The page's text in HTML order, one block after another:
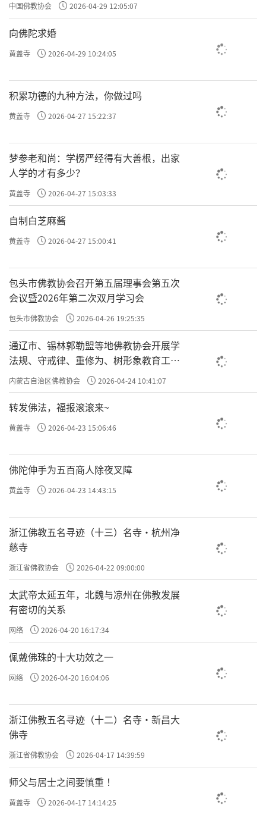
中国佛教协会 2026-04-29 12:05:07
向佛陀求婚
黄盖寺 2026-04-29 10:24:05
积累功德的九种方法，你做过吗
黄盖寺 2026-04-27 15:22:37
梦参老和尚：学楞严经得有大善根，出家
人学的才有多少？
黄盖寺 2026-04-27 15:03:33
自制白芝麻酱
黄盖寺 2026-04-27 15:00:41
包头市佛教协会召开第五届理事会第五次
会议暨2026年第二次双月学习会
包头市佛教协会 2026-04-26 19:25:35
通辽市、锡林郭勒盟等地佛教协会开展学
法规、守戒律、重修为、树形象教育工作
专题学习会
内蒙古自治区佛教协会 2026-04-24 10:41:07
转发佛法，福报滚滚来~
黄盖寺 2026-04-23 15:06:46
佛陀伸手为五百商人除夜叉障
黄盖寺 2026-04-23 14:43:15
浙江佛教五名寻迹（十三）名寺·杭州净
慈寺
浙江省佛教协会 2026-04-22 09:00:00
太武帝太延五年，北魏与凉州在佛教发展
有密切的关系
网络 2026-04-20 16:17:34
佩戴佛珠的十大功效之一
网络 2026-04-20 16:04:06
浙江佛教五名寻迹（十二）名寺·新昌大
佛寺
浙江省佛教协会 2026-04-17 14:39:59
师父与居士之间要慎重 ！
黄盖寺 2026-04-17 14:14:25